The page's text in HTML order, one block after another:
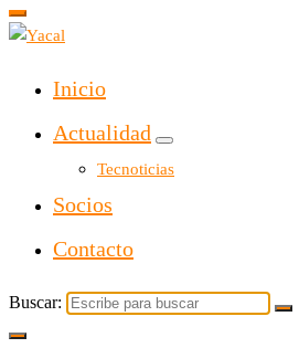
Yacal micro hosting
Inicio
Actualidad
Tecnoticias
Socios
Contacto
Buscar: